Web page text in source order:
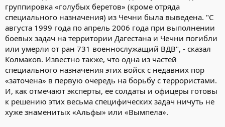
группировка «голубых беретов» (кроме отряда
специального назначения) из Чечни была выведена. "С
августа 1999 года по апрель 2006 года при выполнении
боевых задач на территории Дагестана и Чечни погибли
или умерли от ран 731 военнослужащий ВДВ", - сказал
Колмаков. Известно также, что одна из частей
специального назначения этих войск с недавних пор
«заточена» в первую очередь на борьбу с террористами.
И, как отмечают эксперты, ее солдаты и офицеры готовы
к решению этих весьма специфических задач ничуть не
хуже знаменитых «Альфы» или «Вымпела».